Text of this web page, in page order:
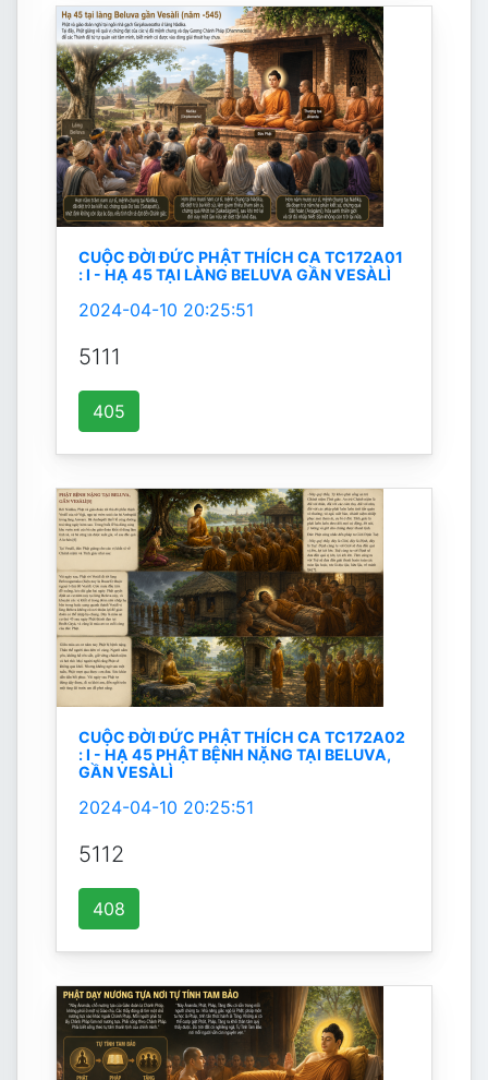
CUỘC ĐỜI ĐỨC PHẬT THÍCH CA TC172A01
: I - HẠ 45 TẠI LÀNG BELUVA GẦN VESÀLÌ
2024-04-10 20:25:51
5111
405
CUỘC ĐỜI ĐỨC PHẬT THÍCH CA TC172A02
: I - HẠ 45 PHẬT BỆNH NẶNG TẠI BELUVA,
GẦN VESÀLÌ
2024-04-10 20:25:51
5112
408